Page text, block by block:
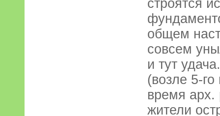
строятся
общем
совсем
и тут
(возле 5-
время арх.
жители